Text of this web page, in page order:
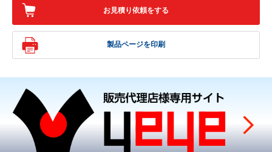
お見積り依頼をする
製品ページを印刷